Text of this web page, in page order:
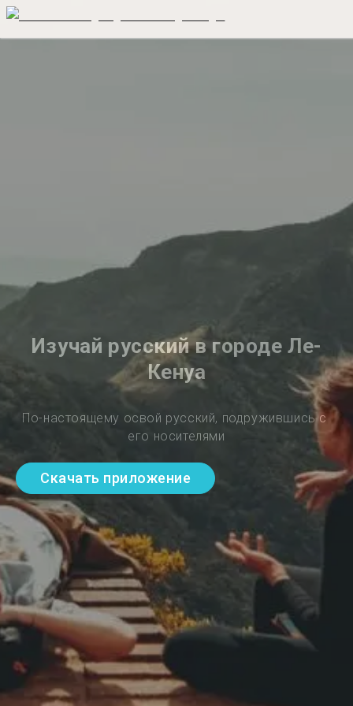
Изучай русский в городе Ле-
Кенуа
По-настоящему освой русский, подружившись с
его носителями
Скачать приложение